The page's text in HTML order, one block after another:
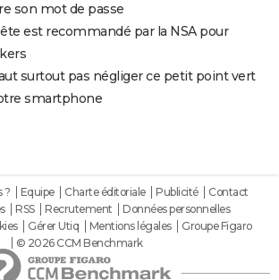
son mot de passe
est recommandé par la NSA pour
surtout pas négliger ce petit point vert
smartphone
? Equipe Charte éditoriale Publicité
Contact
RSS Recrutement
Données personnelles
Gérer Utiq Mentions légales
Groupe Figaro
© 2026 CCM Benchmark